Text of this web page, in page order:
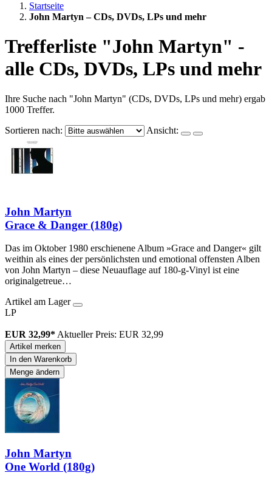
Startseite
John Martyn – CDs, DVDs, LPs und mehr
Trefferliste "John Martyn" -
alle CDs, DVDs, LPs und mehr
Ihre Suche nach "John Martyn" (CDs, DVDs, LPs und mehr) ergab
1000 Treffer.
Sortieren nach:
Ansicht:
John Martyn
Grace & Danger (180g)
Das im Oktober 1980 erschienene Album »Grace and Danger« gilt
weithin als eines der persönlichsten und emotional offensten Alben
von John Martyn – diese Neuauflage auf 180-g-Vinyl ist eine
originalgetreue…
Artikel am Lager
LP
EUR 32,99* Aktueller Preis: EUR 32,99
Artikel merken
In den Warenkorb
Menge ändern
John Martyn
One World (180g)